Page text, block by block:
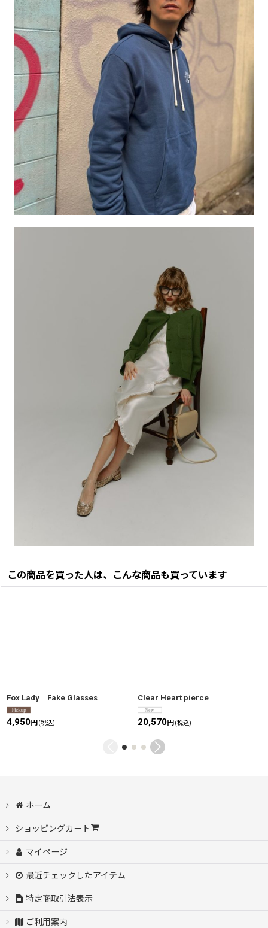
この商品を買った人は、こんな商品も買っています
Fox Lady Fake Glasses
4,950円 (税込)
Clear Heart pierce
20,570円 (税込)
ホーム
ショッピングカート
マイページ
最近チェックしたアイテム
特定商取引法表示
ご利用案内